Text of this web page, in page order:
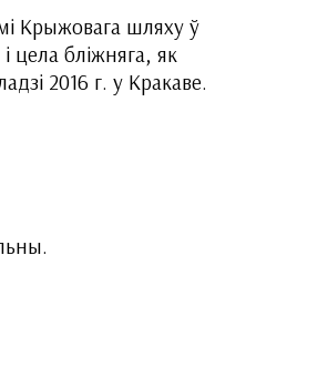
Крыжовага шляху ў
цела бліжняга, як
2016 г. у Кракаве.